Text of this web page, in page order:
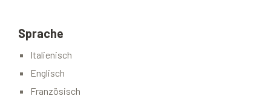
Sprache
Italienisch
Englisch
Französisch